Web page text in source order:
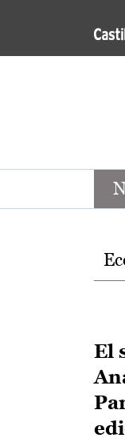
Pasar al contenido
Noticias
El